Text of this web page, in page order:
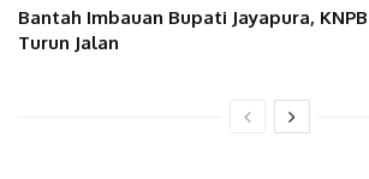
Bantah Imbauan Bupati Jayapura,
Turun Jalan